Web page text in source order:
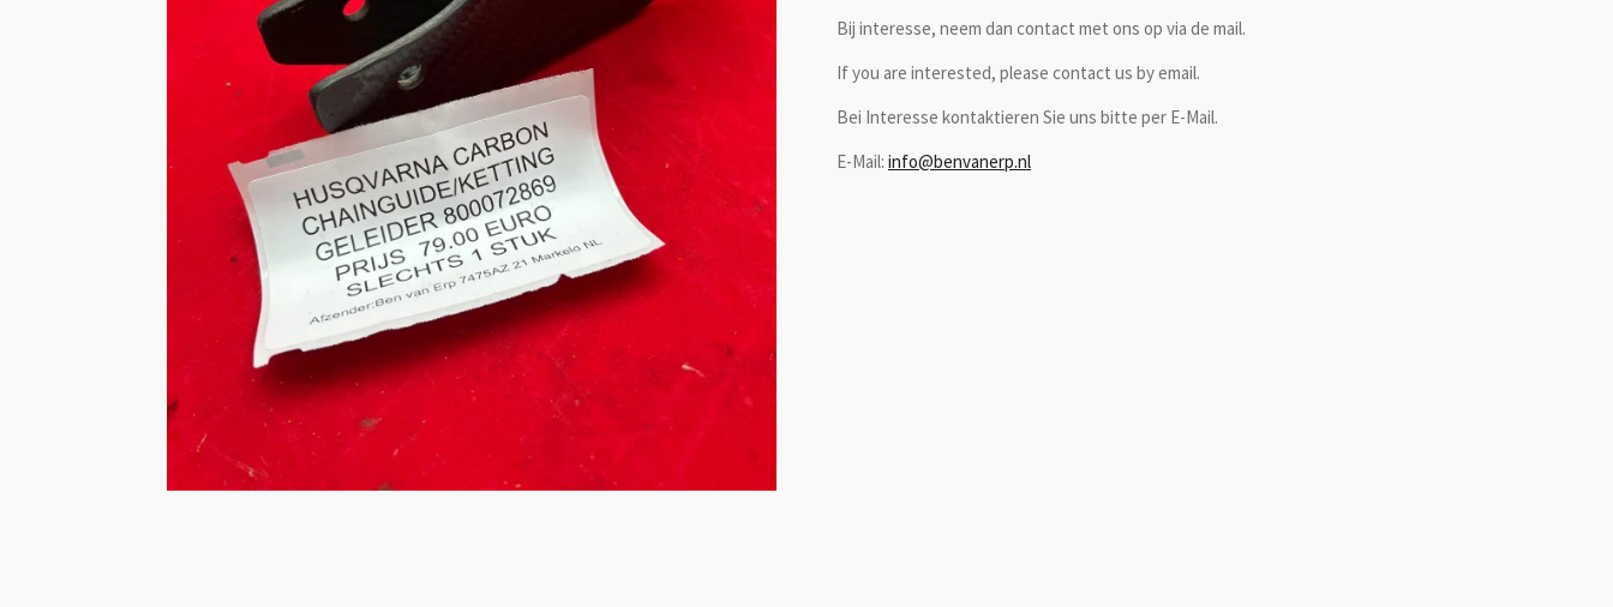
Bij interesse, neem dan contact met ons op via de mail.
If you are interested, please contact us by email.
Bei Interesse kontaktieren Sie uns bitte per E-Mail.
E-Mail: info@benvanerp.nl